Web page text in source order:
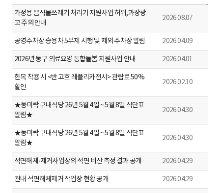
가정용 음식물쓰레기 처리기 지원사업 허위,과장광
고 주의 안내
2026.08.07
공영주차장 승용차 5부제 시행 및 제외 주차장 알림 2026.04.09
2026년 동구 의료요양 통합돌봄 지원사업 안내 2026.04.01
한복 착용 시 <반 고흐 레플리카전시> 관람료 50%
할인
2026.02.10
★동미락 구내식당 26년 5월 4일 ~ 5월 8일 식단표
알림★
2026.04.30
★동미락 구내식당 26년 5월 4일 ~ 5월 8일 식단표
알림★
2026.04.30
석면해체·제거사업장의 석면 비산 측정 결과 공개 2026.04.29
관내 석면해체제거 작업장 현황 공개 2026.04.29